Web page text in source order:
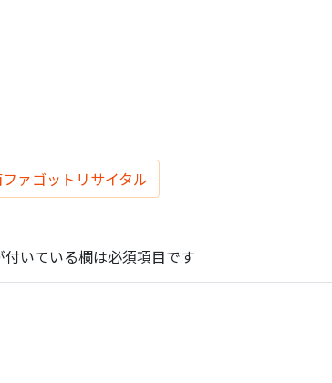
ァゴットリサイタル
付いている欄は必須項目です